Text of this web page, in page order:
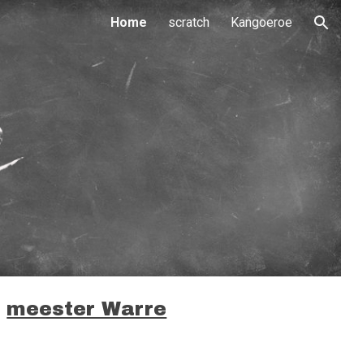
Home scratch Kangoeroe
meester Warre